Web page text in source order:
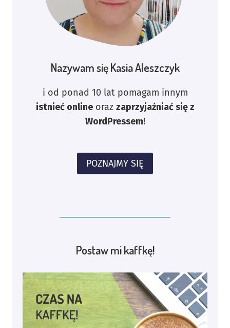
Nazywam się Kasia Aleszczyk
i od ponad 10 lat pomagam innym
istnieć onlineoraz zaprzyjaźniać się z
WordPressem!
POZNAJMY SIĘ
Postaw mi kaffkę!